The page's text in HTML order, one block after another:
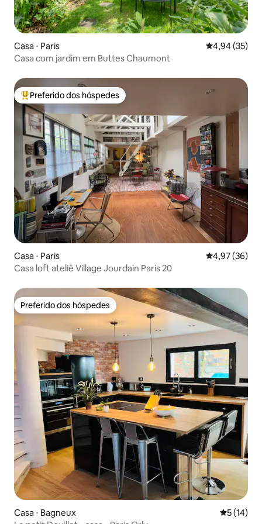
Casa ⋅ Paris 4,94 de uma
4,94 (35)
Casa com jardim em Buttes Chaumont
Entre os melhores preferidos dos hóspedes
Preferido dos hóspedes
Casa ⋅ Paris 4,97 de uma
4,97 (36)
Casa loft ateliê Village Jourdain Paris 20
Preferido dos hóspedes
Preferido dos hóspedes
Casa ⋅ Bagneux 5 de uma
5 (14)